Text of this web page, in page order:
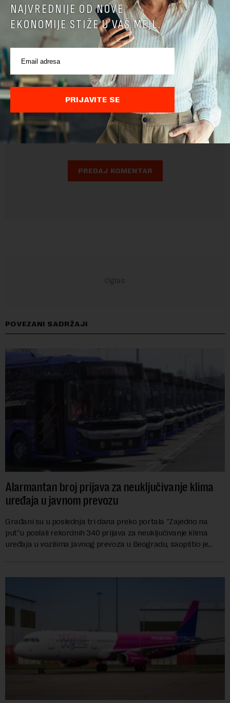
Pre slanja komentara, molimo vas da se upoznate sa
pravilima komentarisanja i pravilima korišćenja sajta.
Sajt je zaštićen pomocu reCaptcha i Google.Google Politika
Privatnostii Google Uslovi Korišćenja su primenjeni.
POVEZANI SADRŽAJI
Alarmantan broj prijava za neuključivanje klima
uređaja u javnom prevozu
Građani su u poslednja tri dana preko portala "Zajedno na
put"u poslali rekordnih 340 prijava za neuključivanje klima
uređaja u vozilima javnog prevoza u Beogradu, saopštio je
NAJVREDNIJE OD NOVE
EKONOMIJE STIŽE U VAŠ MEJL.
PRIJAVITE SE